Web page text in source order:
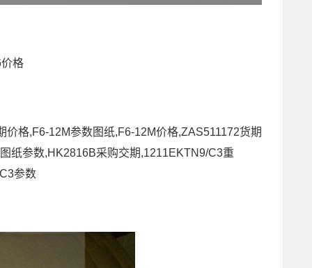
格
格,F6-12M参数图纸,F6-12M价格,ZAS511172货期
纸参数,HK2816B采购交期,1211EKTN9/C3重
参数